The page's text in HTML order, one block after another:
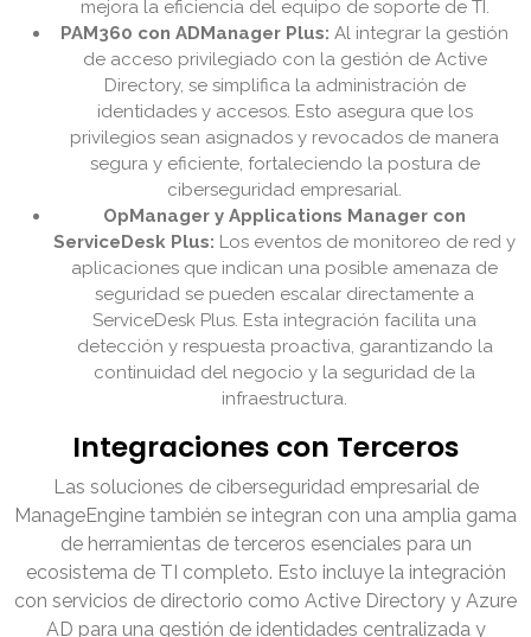
mejora la eficiencia del equipo de soporte de TI.
PAM360 con ADManager Plus: Al integrar la gestión
de acceso privilegiado con la gestión de Active
Directory, se simplifica la administración de
identidades y accesos. Esto asegura que los
privilegios sean asignados y revocados de manera
segura y eficiente, fortaleciendo la postura de
ciberseguridad empresarial.
OpManager y Applications Manager con
ServiceDesk Plus: Los eventos de monitoreo de red y
aplicaciones que indican una posible amenaza de
seguridad se pueden escalar directamente a
ServiceDesk Plus. Esta integración facilita una
detección y respuesta proactiva, garantizando la
continuidad del negocio y la seguridad de la
infraestructura.
Integraciones con Terceros
Las soluciones de ciberseguridad empresarial de
ManageEngine también se integran con una amplia gama
de herramientas de terceros esenciales para un
ecosistema de TI completo. Esto incluye la integración
con servicios de directorio como Active Directory y Azure
AD para una gestión de identidades centralizada y